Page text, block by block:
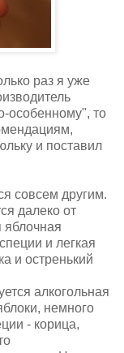
раз я уже
особенному", то
и поставил
совсем другим.
далеко от
и легкая
и остренький
алкогольная
немного
- корица,